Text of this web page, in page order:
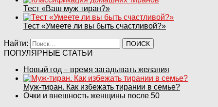
Тест «Ваш муж тиран?»
Тест «Умеете ли вы быть счастливой?»
Найти:
ПОПУЛЯРНЫЕ СТАТЬИ
Новый год – время загадывать желания
Муж-тиран. Как избежать тирании в семье?
Очки и внешность женщины после 50